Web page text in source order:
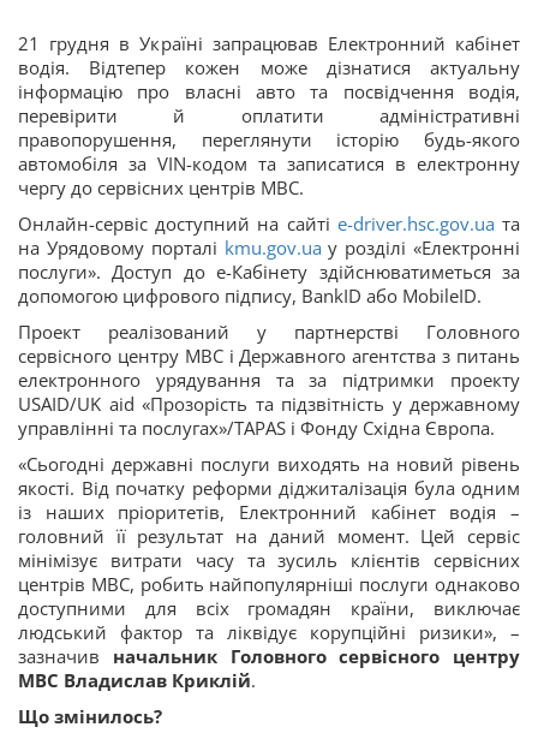
21 грудня в Україні запрацював Електронний кабінет
водія. Відтепер кожен може дізнатися актуальну
інформацію про власні авто та посвідчення водія,
перевірити й оплатити адміністративні
правопорушення, переглянути історію будь-якого
автомобіля за VIN-кодом та записатися в електронну
чергу до сервісних центрів МВС.
Онлайн-сервіс доступний на сайті e-driver.hsc.gov.ua та
на Урядовому порталі kmu.gov.ua у розділі «Електронні
послуги». Доступ до е-Кабінету здійснюватиметься за
допомогою цифрового підпису, BankID або MobileID.
Проект реалізований у партнерстві Головного
сервісного центру МВС і Державного агентства з питань
електронного урядування та за підтримки проекту
USAID/UK aid «Прозорість та підзвітність у державному
управлінні та послугах»/TAPAS і Фонду Східна Європа.
«Сьогодні державні послуги виходять на новий рівень
якості. Від початку реформи діджиталізація була одним
із наших пріоритетів, Електронний кабінет водія –
головний її результат на даний момент. Цей сервіс
мінімізує витрати часу та зусиль клієнтів сервісних
центрів МВС, робить найпопулярніші послуги однаково
доступними для всіх громадян країни, виключає
людський фактор та ліквідує корупційні ризики», –
зазначив начальник Головного сервісного центру
МВС Владислав Криклій.
Що змінилось?